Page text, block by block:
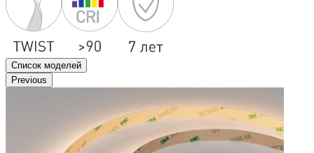
Список моделей
Previous